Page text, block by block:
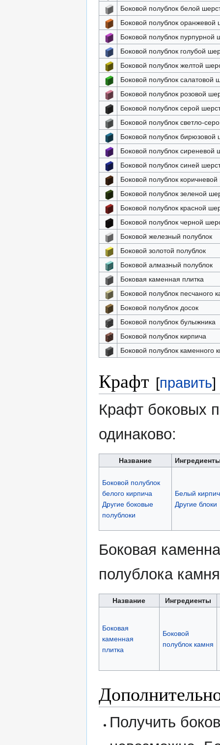
Боковой полублок белой
Боковой полублок оранжевой
Боковой полублок пурпурной
Боковой полублок голубой
Боковой полублок желтой
Боковой полублок салатовой
Боковой полублок розовой
Боковой полублок серой
Боковой полублок светло-
Боковой полублок бирюзовой
Боковой полублок сиреневой
Боковой полублок синей
Боковой полублок
Боковой полублок зеленой
Боковой полублок красной
Боковой полублок черной
Боковой железный полублок
Боковой золотой полублок
Боковой алмазный полублок
Боковая каменная плитка
Боковой полублок песчаного
Боковой полублок досок
Боковой полублок булыжника
Боковой полублок кирпича
Боковой полублок каменного
Крафт [править]
Крафт боковых
одинаково:
Название
Боковой полублок
белого кирпича
Другие боковые
полублоки
Белый кирпич
Другие блоки
Боковая
полублока
Название Ингредиенты
Боковая
каменная
плитка
Боковой
полублок камня
Получить